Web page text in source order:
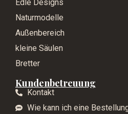
Edle Designs
Naturmodelle
Außenbereich
kleine Säulen
Bretter
Kundenbetreuung
Kontakt
Wie kann ich eine